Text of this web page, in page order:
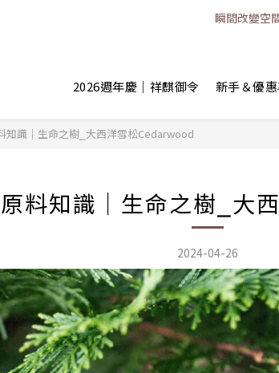
瞬間改變空
2026週年慶｜祥麒御令 新手＆優
知識｜生命之樹⎯大西洋雪松Cedarwood
原料知識｜生命之樹⎯大
2024-04-26